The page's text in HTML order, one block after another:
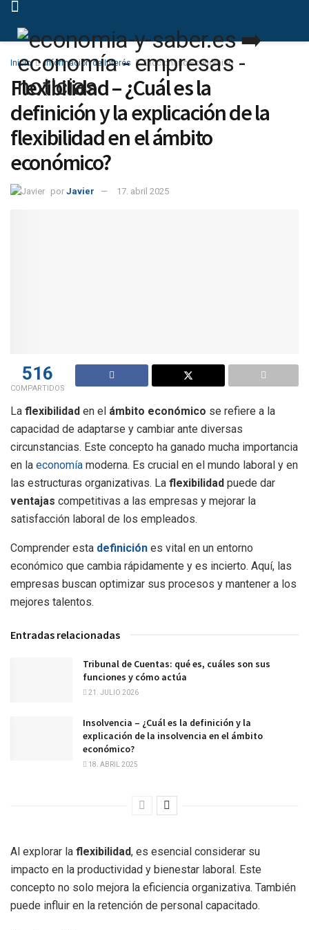
Inicio Información de Interés Diccionario Económico
Flexibilidad – ¿Cuál es la
definición y la explicación de la
flexibilidad en el ámbito
económico?
por Javier 17. abril 2025
516
COMPARTIDOS
La flexibilidad en el ámbito económico se refiere a la
capacidad de adaptarse y cambiar ante diversas
circunstancias. Este concepto ha ganado mucha importancia
en la economía moderna. Es crucial en el mundo laboral y en
las estructuras organizativas. La flexibilidad puede dar
ventajas competitivas a las empresas y mejorar la
satisfacción laboral de los empleados.
Comprender esta definición es vital en un entorno
económico que cambia rápidamente y es incierto. Aquí, las
empresas buscan optimizar sus procesos y mantener a los
mejores talentos.
Entradas relacionadas
Tribunal de Cuentas: qué es, cuáles son sus
funciones y cómo actúa
21. JULIO 2026
Insolvencia – ¿Cuál es la definición y la
explicación de la insolvencia en el ámbito
económico?
18. ABRIL 2025
Al explorar la flexibilidad, es esencial considerar su
impacto en la productividad y bienestar laboral. Este
concepto no solo mejora la eficiencia organizativa. También
puede influir en la retención de personal capacitado.